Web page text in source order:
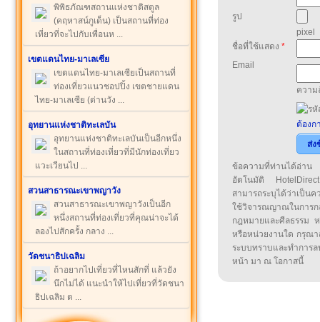
พิพิธภัณฑสถานแห่งชาติสตูล
(คฤหาสน์กูเด็น) เป็นสถานที่ท่อง
เที่ยวที่จะไปกับเพื่อนห ...
เขตแดนไทย-มาเลเซีย
เขตแดนไทย-มาเลเซียเป็นสถานที่
ท่องเที่ยวแนวชอปปิ้ง เขตชายแดน
ไทย-มาเลเซีย (ด่านวัง ...
อุทยานแห่งชาติทะเลบัน
อุทยานแห่งชาติทะเลบันเป็นอีกหนึ่ง
ในสถานที่ท่องเที่ยวที่มีนักท่องเที่ยว
แวะเวียนไป ...
สวนสาธารณะเขาพญาวัง
สวนสาธารณะเขาพญาวังเป็นอีก
หนึ่งสถานที่ท่องเที่ยวที่คุณน่าจะได้
ลองไปสักครั้ง กลาง ...
วัดชนาธิปเฉลิม
ถ้าอยากไปเที่ยวที่ไหนสักที่ แล้วยัง
นึกไม่ได้ แนะนำให้ไปเที่ยวที่วัดชนา
ธิปเฉลิม ต ...
รูป
pixel
ชื่อที่ใช้แสดง *
Email
ความ
ต้องก
ส่ง
ข้อความที่ท่านได้อ่าน
อัตโนมัติ
สามารถระบุได้ว่าเป็น
ใช้วิจารณญาณในกา
กฎหมายและศีลธรรม
หรือหน่วยงานใด กรุณา
ระบบทราบและทำกา
หน้า มา ณ โอกาสนี้